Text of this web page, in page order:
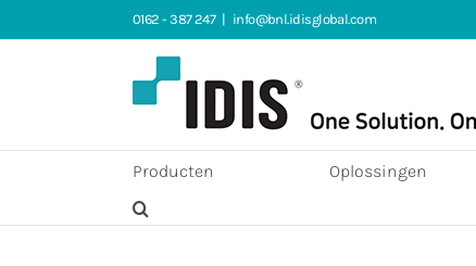
naar
0162 - 387 247 | info@bnl.idisglobal.com
Producten Oplossingen